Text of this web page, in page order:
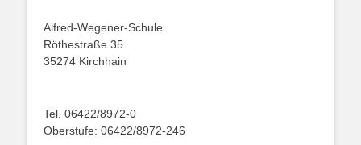
Alfred-Wegener-Schule
Röthestraße 35
35274 Kirchhain
Tel. 06422/8972-0
Oberstufe: 06422/8972-246